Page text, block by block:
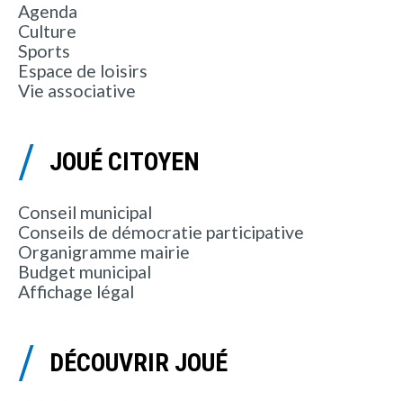
Agenda
Culture
Sports
Espace de loisirs
Vie associative
JOUÉ CITOYEN
Conseil municipal
Conseils de démocratie participative
Organigramme mairie
Budget municipal
Affichage légal
DÉCOUVRIR JOUÉ